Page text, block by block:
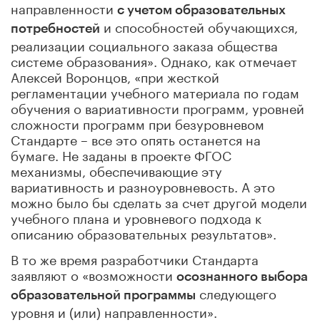
направленности с учетом образовательных
потребностей и способностей обучающихся,
реализации социального заказа общества
системе образования». Однако, как отмечает
Алексей Воронцов, «при жесткой
регламентации учебного материала по годам
обучения о вариативности программ, уровней
сложности программ при безуровневом
Стандарте – все это опять останется на
бумаге. Не заданы в проекте ФГОС
механизмы, обеспечивающие эту
вариативность и разноуровневость. А это
можно было бы сделать за счет другой модели
учебного плана и уровневого подхода к
описанию образовательных результатов».
В то же время разработчики Стандарта
заявляют о «возможности осознанного выбора
образовательной программы следующего
уровня и (или) направленности».